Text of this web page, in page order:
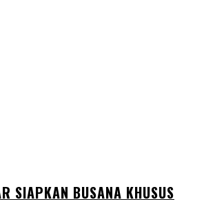
SIAPKAN BUSANA KHUSUS